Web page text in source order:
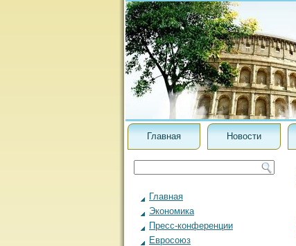
Главная Новости
Главная
Экономика
Пресс-конференции
Евросоюз